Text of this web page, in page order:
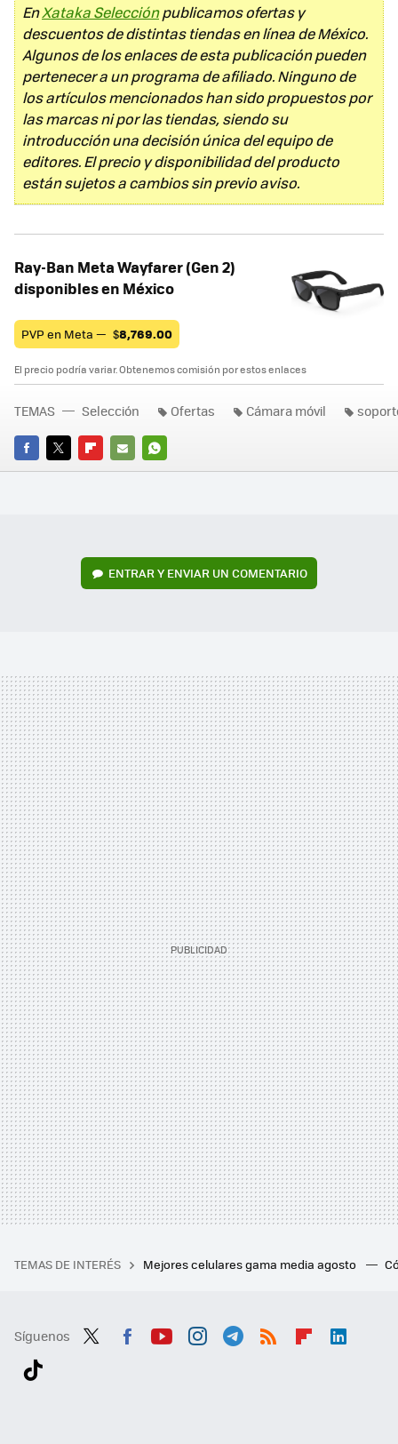
EnXataka Selecciónpublicamos ofertas y
descuentos de distintas tiendas en línea de México.
Algunos de los enlaces de esta publicación pueden
pertenecer a un programa de afiliado. Ninguno de
los artículos mencionados han sido propuestos por
las marcas ni por las tiendas, siendo su
introducción una decisión única del equipo de
editores. El precio y disponibilidad del producto
están sujetos a cambios sin previo aviso.
Ray-Ban Meta Wayfarer (Gen 2)
disponibles en México
PVP en Meta — $8,769.00
El precio podría variar. Obtenemos comisión por estos enlaces
FACEBOOK
TWITTERFLIPBOARD
E-
WHATSAPP
TEMAS Selección Ofertas Cámara móvil
ENTRAR Y ENVIAR UN COMENTARIO
TEMAS DE INTERÉS Mejores celulares gama media agosto
Síguenos